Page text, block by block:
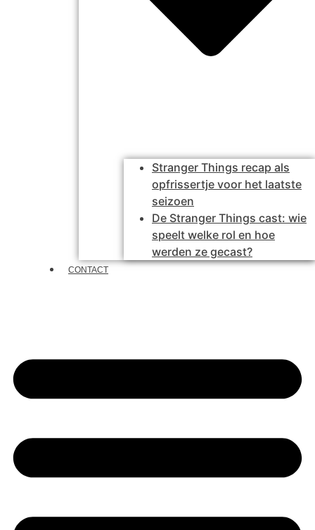
Stranger Things recap als
opfrissertje voor het laatste
seizoen
De Stranger Things cast: wie
speelt welke rol en hoe
werden ze gecast?
CONTACT